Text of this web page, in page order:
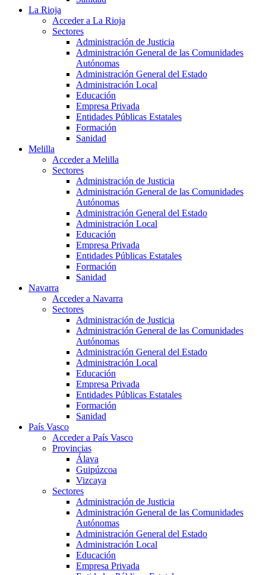
La Rioja
Acceder a La Rioja
Sectores
Administración de Justicia
Administración General de las Comunidades
Autónomas
Administración General del Estado
Administración Local
Educación
Empresa Privada
Entidades Públicas Estatales
Formación
Sanidad
Melilla
Acceder a Melilla
Sectores
Administración de Justicia
Administración General de las Comunidades
Autónomas
Administración General del Estado
Administración Local
Educación
Empresa Privada
Entidades Públicas Estatales
Formación
Sanidad
Navarra
Acceder a Navarra
Sectores
Administración de Justicia
Administración General de las Comunidades
Autónomas
Administración General del Estado
Administración Local
Educación
Empresa Privada
Entidades Públicas Estatales
Formación
Sanidad
País Vasco
Acceder a País Vasco
Provincias
Álava
Guipúzcoa
Vizcaya
Sectores
Administración de Justicia
Administración General de las Comunidades
Autónomas
Administración General del Estado
Administración Local
Educación
Empresa Privada